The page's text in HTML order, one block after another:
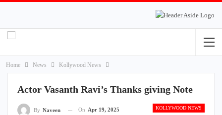
Home News Kollywood News
Actor Vasanth Ravi’s Thanks giving Note
KOLLYWOOD NEWS
By Naveen On Apr 19, 2025